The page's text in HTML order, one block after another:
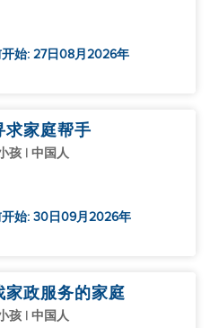
始: 27日08月2026年
求家庭帮手
孩 | 中国人
始: 30日09月2026年
家政服务的家庭
孩 | 中国人